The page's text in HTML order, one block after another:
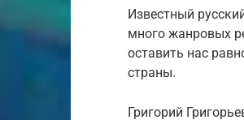
Известный
много жанровых
оставить нас
страны.
Григорий